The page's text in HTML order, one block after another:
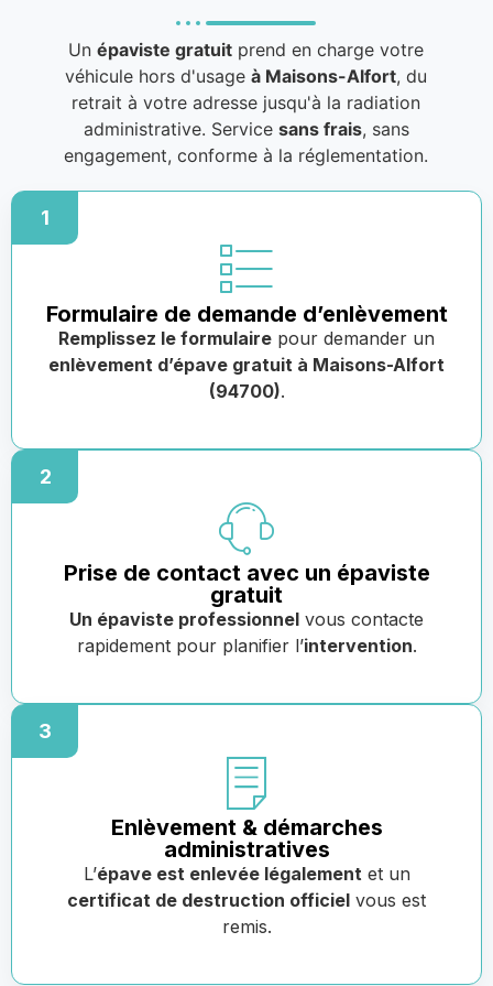
Unépaviste gratuit prend en charge votre
véhicule hors d'usageà Maisons-Alfort, du
retrait à votre adresse jusqu'à la radiation
administrative. Service sans frais, sans
engagement, conforme à la réglementation.
1
Formulaire de demande d’enlèvement
Remplissez le formulaire pour demander un
enlèvement d’épave gratuit à Maisons-Alfort
(94700).
2
Prise de contact avec un épaviste
gratuit
Un épaviste professionnel vous contacte
rapidement pour planifier l’intervention.
3
Enlèvement & démarches
administratives
L’épave est enlevée légalement et un
certificat de destruction officiel vous est
remis.